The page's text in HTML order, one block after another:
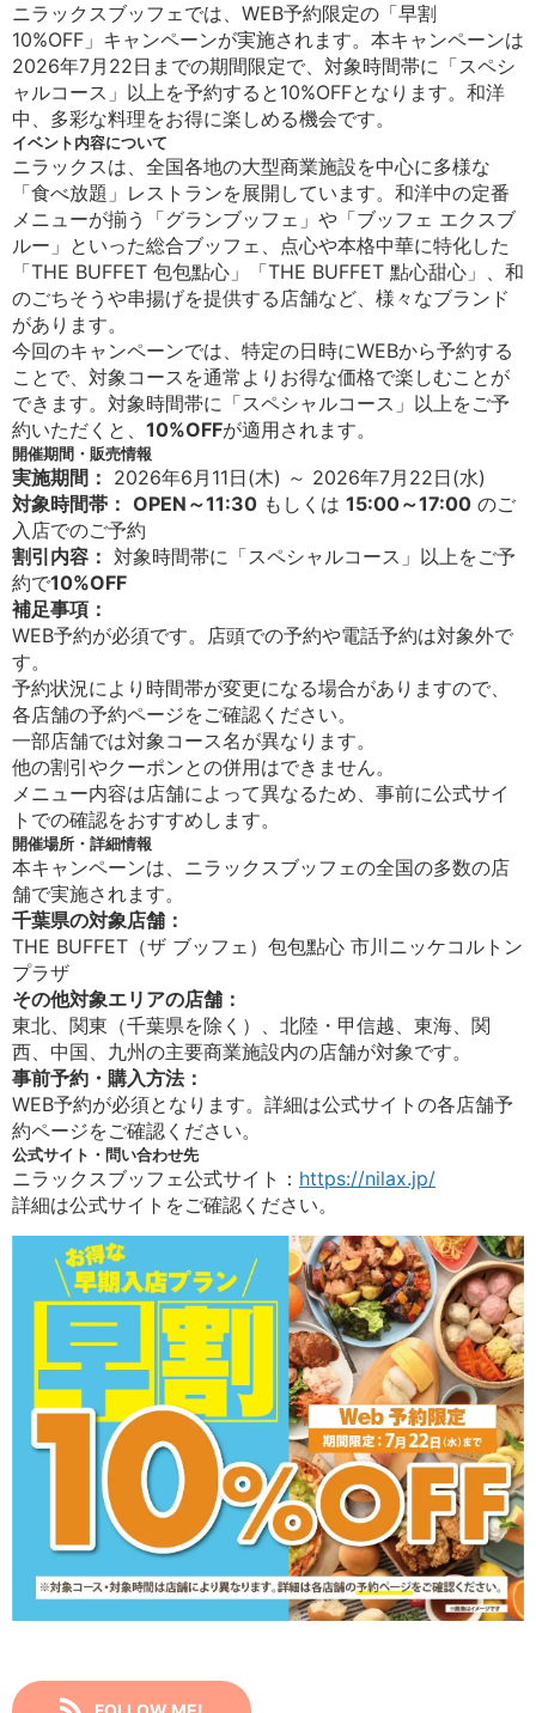
ニラックスブッフェでは、WEB予約限定の「早割
10%OFF」キャンペーンが実施されます。本キャンペーンは
2026年7月22日までの期間限定で、対象時間帯に「スペシ
ャルコース」以上を予約すると10%OFFとなります。和洋
中、多彩な料理をお得に楽しめる機会です。
イベント内容について
ニラックスは、全国各地の大型商業施設を中心に多様な
「食べ放題」レストランを展開しています。和洋中の定番
メニューが揃う「グランブッフェ」や「ブッフェ エクスブ
ルー」といった総合ブッフェ、点心や本格中華に特化した
「THE BUFFET 包包點心」「THE BUFFET 點心甜心」、和
のごちそうや串揚げを提供する店舗など、様々なブランド
があります。
今回のキャンペーンでは、特定の日時にWEBから予約する
ことで、対象コースを通常よりお得な価格で楽しむことが
できます。対象時間帯に「スペシャルコース」以上をご予
約いただくと、 10%OFFが適用されます。
開催期間・販売情報
実施期間： 2026年6月11日(木) ～ 2026年7月22日(水)
対象時間帯： OPEN～11:30 もしくは 15:00～17:00 のご
入店でのご予約
割引内容： 対象時間帯に「スペシャルコース」以上をご予
約で10%OFF
補足事項：
WEB予約が必須です。店頭での予約や電話予約は対象外で
す。
予約状況により時間帯が変更になる場合がありますので、
各店舗の予約ページをご確認ください。
一部店舗では対象コース名が異なります。
他の割引やクーポンとの併用はできません。
メニュー内容は店舗によって異なるため、事前に公式サイ
トでの確認をおすすめします。
開催場所・詳細情報
本キャンペーンは、ニラックスブッフェの全国の多数の店
舗で実施されます。
千葉県の対象店舗：
THE BUFFET（ザ ブッフェ）包包點心 市川ニッケコルトン
プラザ
その他対象エリアの店舗：
東北、関東（千葉県を除く）、北陸・甲信越、東海、関
西、中国、九州の主要商業施設内の店舗が対象です。
事前予約・購入方法：
WEB予約が必須となります。詳細は公式サイトの各店舗予
約ページをご確認ください。
公式サイト・問い合わせ先
ニラックスブッフェ公式サイト： https://nilax.jp/
詳細は公式サイトをご確認ください。